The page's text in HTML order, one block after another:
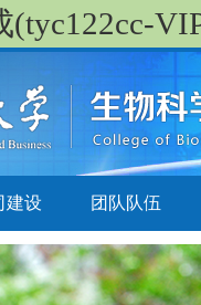
(tyc122cc-
建设 团队队伍